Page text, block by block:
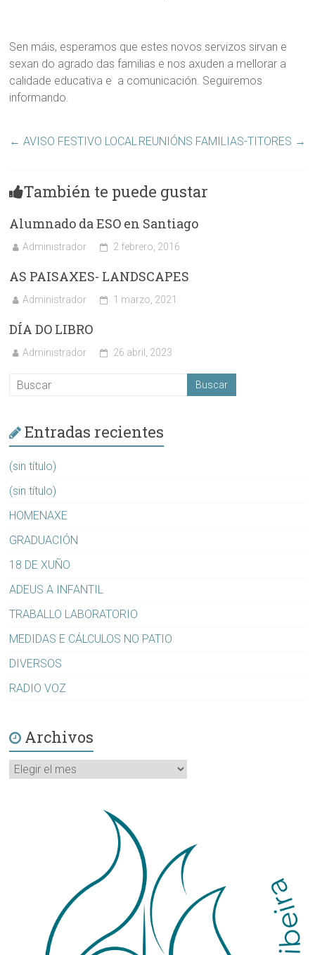
Sen máis, esperamos que estes novos servizos sirvan e
sexan do agrado das familias e nos axuden a mellorar a
calidade educativa e a comunicación. Seguiremos
informando.
← AVISO FESTIVO LOCALREUNIÓNS FAMILIAS-TITORES →
También te puede gustar
Alumnado da ESO en Santiago
Administrador 2 febrero, 2016
AS PAISAXES- LANDSCAPES
Administrador 1 marzo, 2021
DÍA DO LIBRO
Administrador 26 abril, 2023
Entradas recientes
(sin título)
(sin título)
HOMENAXE
GRADUACIÓN
18 DE XUÑO
ADEUS A INFANTIL
TRABALLO LABORATORIO
MEDIDAS E CÁLCULOS NO PATIO
DIVERSOS
RADIO VOZ
Archivos
Archivos